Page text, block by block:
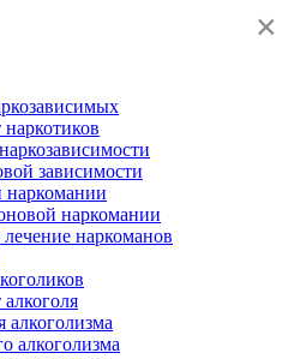
зависимости
наркомании
наркомании
наркоманов
алкоголизма
алкоголизма
×